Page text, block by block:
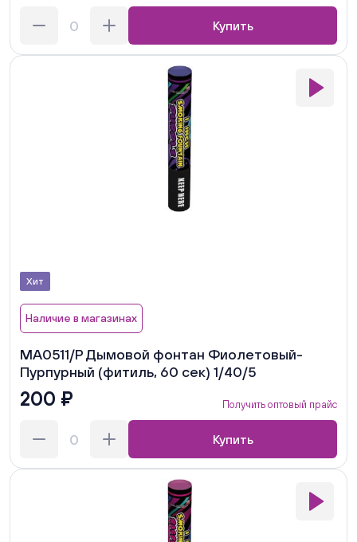
Купить
Хит
Наличие в магазинах
MA0511/Р Дымовой фонтан Фиолетовый-
Пурпурный (фитиль, 60 сек) 1/40/5
200 ₽ Получить оптовый прайс
Купить